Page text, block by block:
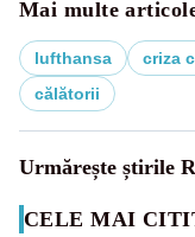
Mai multe
lufthansa criza
călătorii
Urmărește știrile
CELE MAI